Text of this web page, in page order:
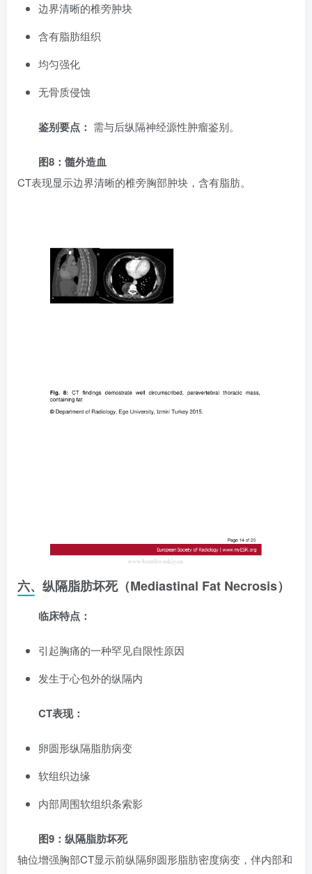
边界清晰的椎旁肿块
含有脂肪组织
均匀强化
无骨质侵蚀
鉴别要点： 需与后纵隔神经源性肿瘤鉴别。
图8：髓外造血
CT表现显示边界清晰的椎旁胸部肿块，含有脂肪。
六、纵隔脂肪坏死（Mediastinal Fat Necrosis）
临床特点：
引起胸痛的一种罕见自限性原因
发生于心包外的纵隔内
CT表现：
卵圆形纵隔脂肪病变
软组织边缘
内部周围软组织条索影
图9：纵隔脂肪坏死
轴位增强胸部CT显示前纵隔卵圆形脂肪密度病变，伴内部和